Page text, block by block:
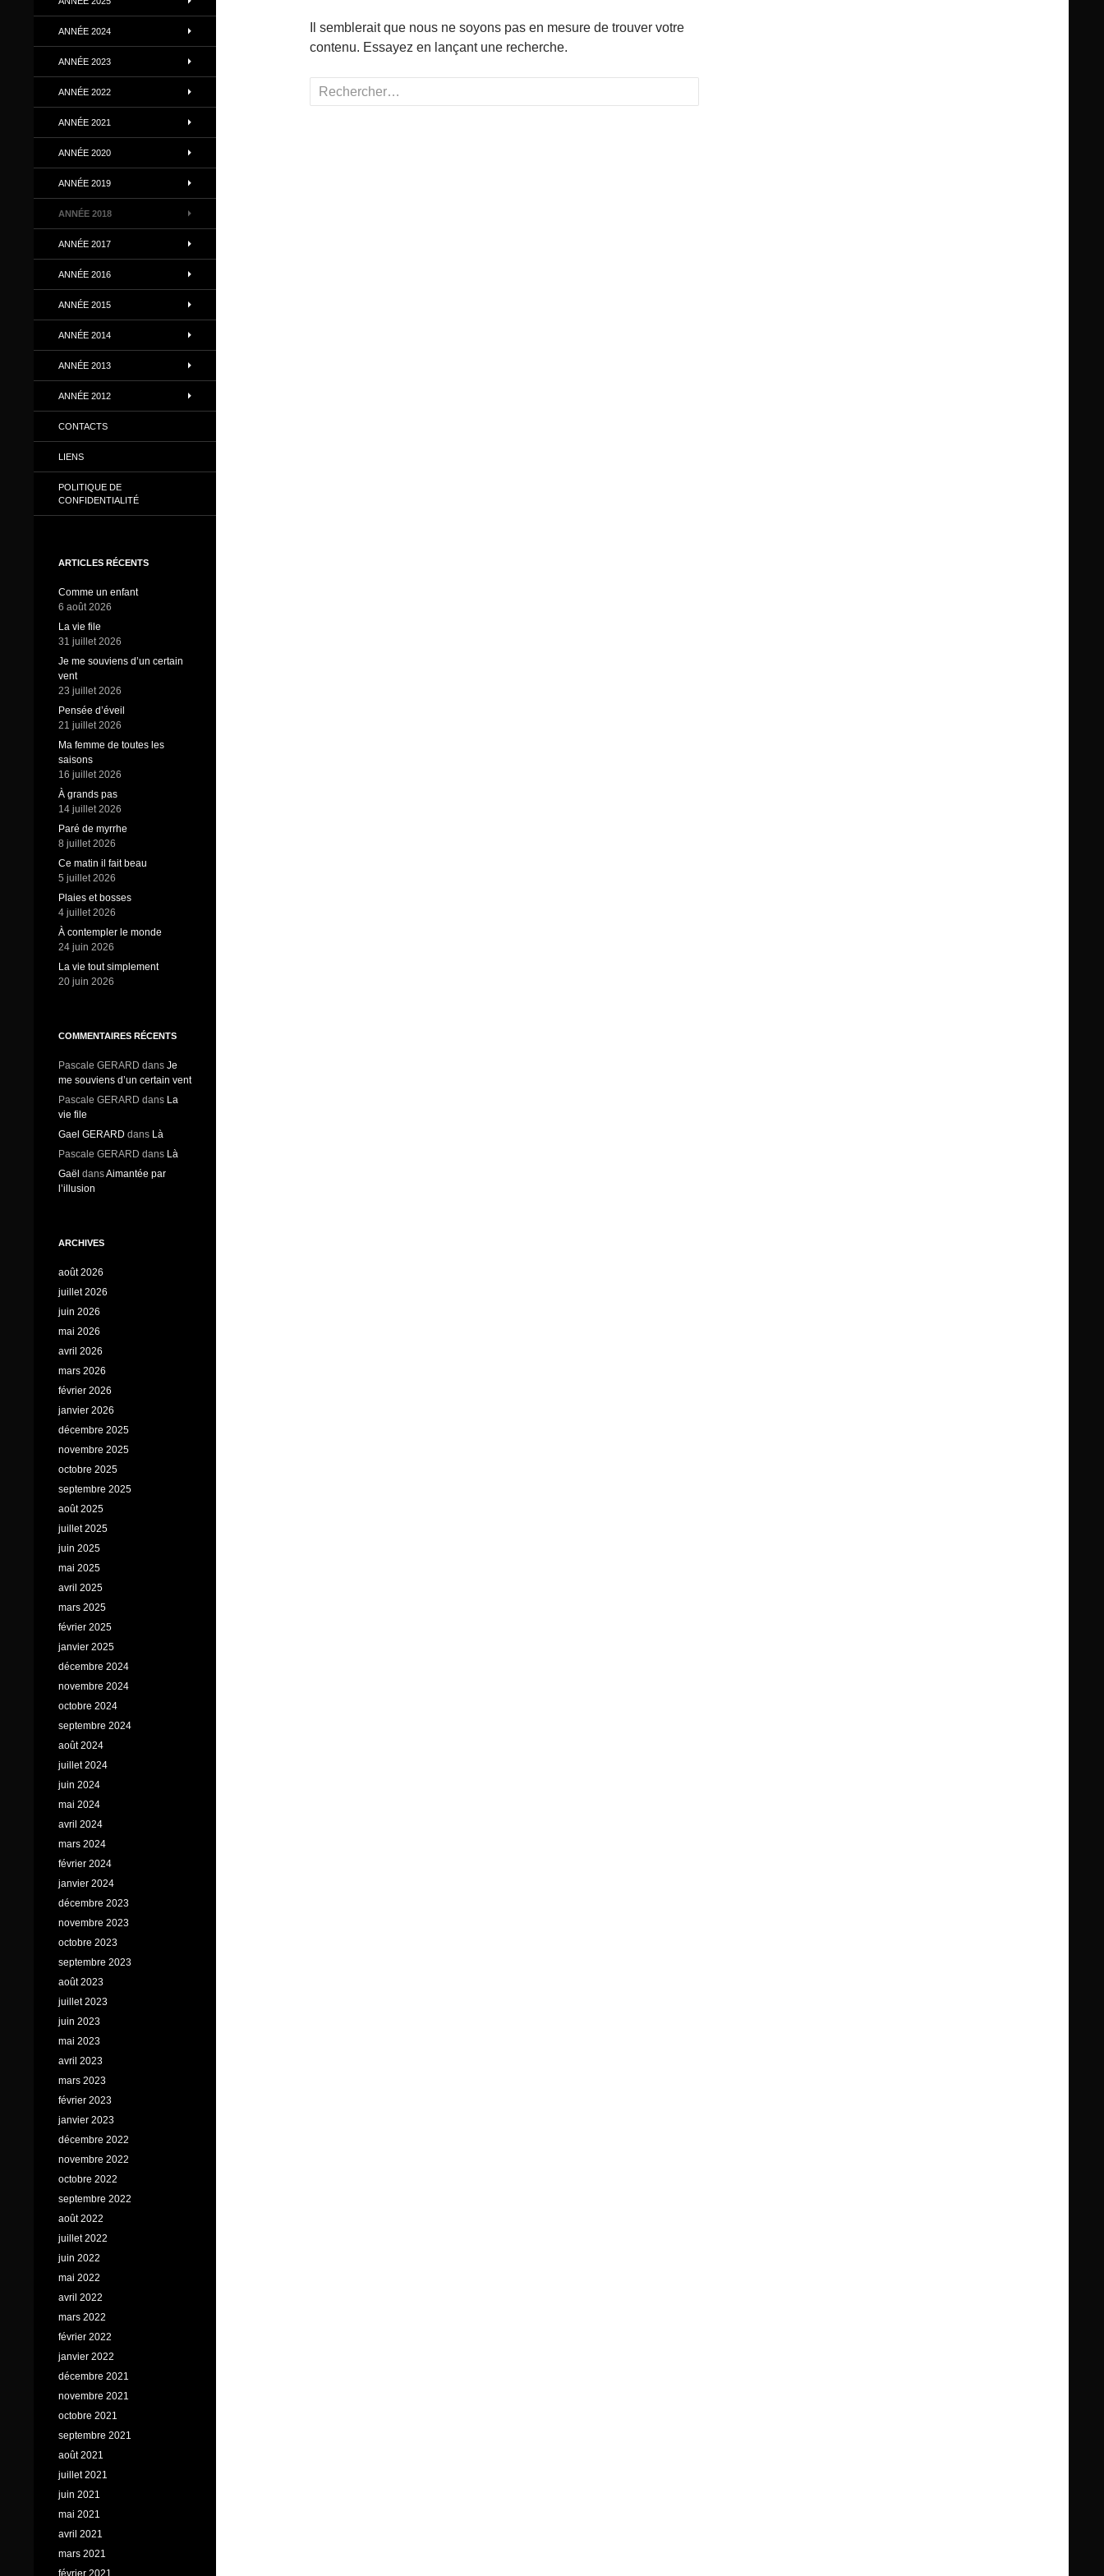
Il semblerait que nous ne soyons pas en mesure de trouver votre
contenu. Essayez en lançant une recherche.
Rechercher :
ANNÉE 2024
ANNÉE 2023
ANNÉE 2022
ANNÉE 2021
ANNÉE 2020
ANNÉE 2019
ANNÉE 2018
ANNÉE 2017
ANNÉE 2016
ANNÉE 2015
ANNÉE 2014
ANNÉE 2013
ANNÉE 2012
CONTACTS
LIENS
POLITIQUE DE
CONFIDENTIALITÉ
ARTICLES RÉCENTS
Comme un enfant
6 août 2026
La vie file
31 juillet 2026
Je me souviens d’un certain
vent
23 juillet 2026
Pensée d’éveil
21 juillet 2026
Ma femme de toutes les
saisons
16 juillet 2026
À grands pas
14 juillet 2026
Paré de myrrhe
8 juillet 2026
Ce matin il fait beau
5 juillet 2026
Plaies et bosses
4 juillet 2026
À contempler le monde
24 juin 2026
La vie tout simplement
20 juin 2026
COMMENTAIRES RÉCENTS
Pascale GERARD dans Je
me souviens d’un certain vent
Pascale GERARD dans La
vie file
Gael GERARD dans Là
Pascale GERARD dans Là
Gaël dansAimantée par
l’illusion
ARCHIVES
août 2026
juillet 2026
juin 2026
mai 2026
avril 2026
mars 2026
février 2026
janvier 2026
décembre 2025
novembre 2025
octobre 2025
septembre 2025
août 2025
juillet 2025
juin 2025
mai 2025
avril 2025
mars 2025
février 2025
janvier 2025
décembre 2024
novembre 2024
octobre 2024
septembre 2024
août 2024
juillet 2024
juin 2024
mai 2024
avril 2024
mars 2024
février 2024
janvier 2024
décembre 2023
novembre 2023
octobre 2023
septembre 2023
août 2023
juillet 2023
juin 2023
mai 2023
avril 2023
mars 2023
février 2023
janvier 2023
décembre 2022
novembre 2022
octobre 2022
septembre 2022
août 2022
juillet 2022
juin 2022
mai 2022
avril 2022
mars 2022
février 2022
janvier 2022
décembre 2021
novembre 2021
octobre 2021
septembre 2021
août 2021
juillet 2021
juin 2021
mai 2021
avril 2021
mars 2021
février 2021